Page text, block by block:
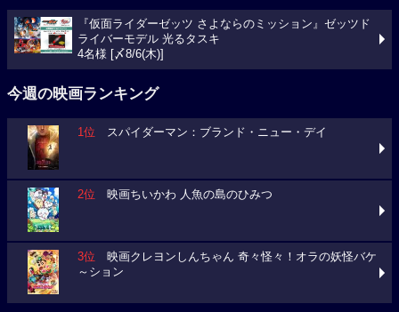
『仮面ライダーゼッツ さよならのミッション』ゼッツド
ライバーモデル 光るタスキ
4名様 [〆8/6(木)]
今週の映画ランキング
1位 スパイダーマン：ブランド・ニュー・デイ
2位 映画ちいかわ 人魚の島のひみつ
3位 映画クレヨンしんちゃん 奇々怪々！オラの妖怪バケ
～ション